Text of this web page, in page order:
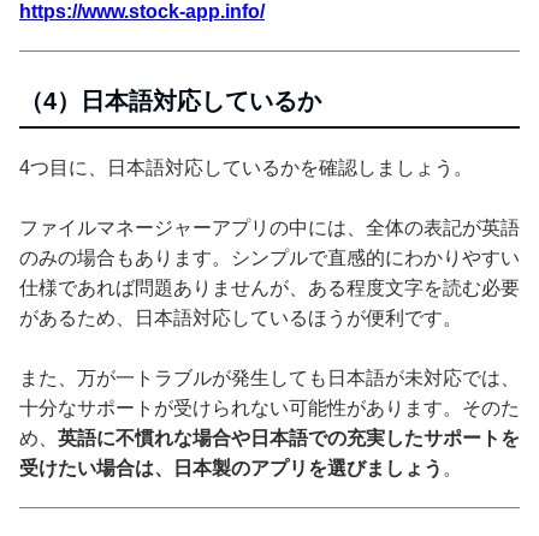
https://www.stock-app.info/
（4）日本語対応しているか
4つ目に、日本語対応しているかを確認しましょう。
ファイルマネージャーアプリの中には、全体の表記が英語
のみの場合もあります。シンプルで直感的にわかりやすい
仕様であれば問題ありませんが、ある程度文字を読む必要
があるため、日本語対応しているほうが便利です。
また、万が一トラブルが発生しても日本語が未対応では、
十分なサポートが受けられない可能性があります。そのた
め、 英語に不慣れな場合や日本語での充実したサポートを
受けたい場合は、日本製のアプリを選びましょう 。